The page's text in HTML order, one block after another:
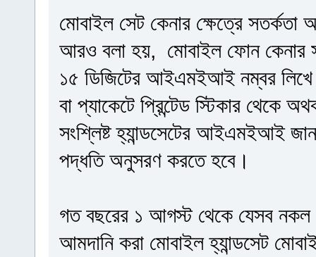
মোবাইল সেট কেনার ক্ষেত্রে সতর্কতা
আরও বলা হয়, মোবাইল ফোন
১৫ ডিজিটের আইএমইআই নম্বর লিখে
বা প্যাকেটে প্রিন্টেড স্টিকার থেকে
সংশ্লিষ্ট হ্যান্ডসেটের আইএমইআই
পদ্ধতি অনুসরণ করতে হবে।
গত বছরের ১ আগস্ট থেকে যেসব
আমদানি করা মোবাইল হ্যান্ডসেট